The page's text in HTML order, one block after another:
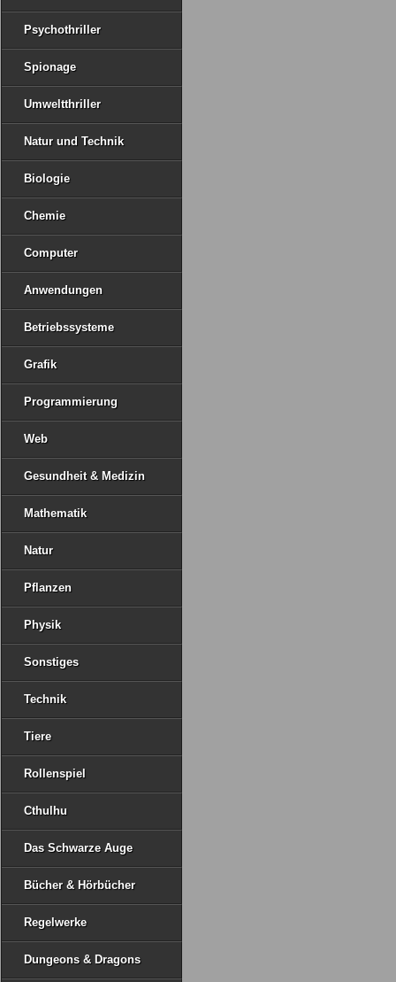
Psychothriller
Spionage
Umweltthriller
Natur und Technik
Biologie
Chemie
Computer
Anwendungen
Betriebssysteme
Grafik
Programmierung
Web
Gesundheit & Medizin
Mathematik
Natur
Pflanzen
Physik
Sonstiges
Technik
Tiere
Rollenspiel
Cthulhu
Das Schwarze Auge
Bücher & Hörbücher
Regelwerke
Dungeons & Dragons